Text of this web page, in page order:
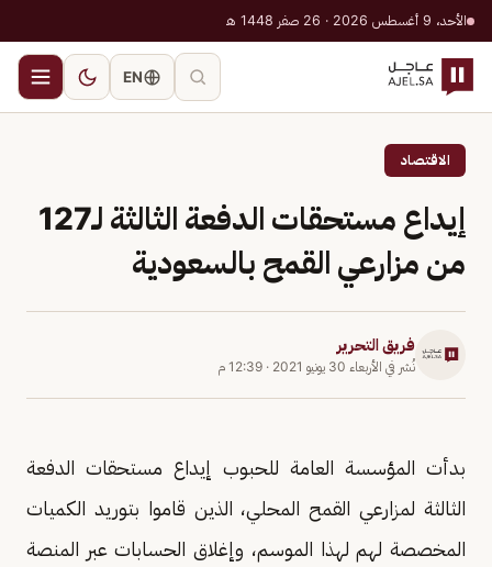
الأحد، 9 أغسطس 2026 · 26 صفر 1448 هـ
EN
الاقتصاد
إيداع مستحقات الدفعة الثالثة لـ127
من مزارعي القمح بالسعودية
فريق التحرير
نُشر في الأربعاء 30 يونيو 2021 · 12:39 م
بدأت المؤسسة العامة للحبوب إيداع مستحقات الدفعة
الثالثة لمزارعي القمح المحلي، الذين قاموا بتوريد الكميات
المخصصة لهم لهذا الموسم، وإغلاق الحسابات عبر المنصة